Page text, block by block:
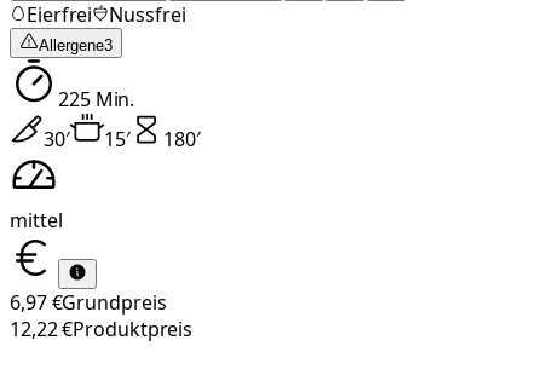
Eierfrei Nussfrei
Allergene3
225Min.
30′ 15′ 180′
mittel
6,97 €Grundpreis
12,22 €Produktpreis